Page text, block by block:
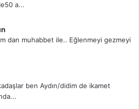
a...
dan muhabbet ile.. Eğlenmeyi gezmeyi
ben Aydın/didim de ikamet